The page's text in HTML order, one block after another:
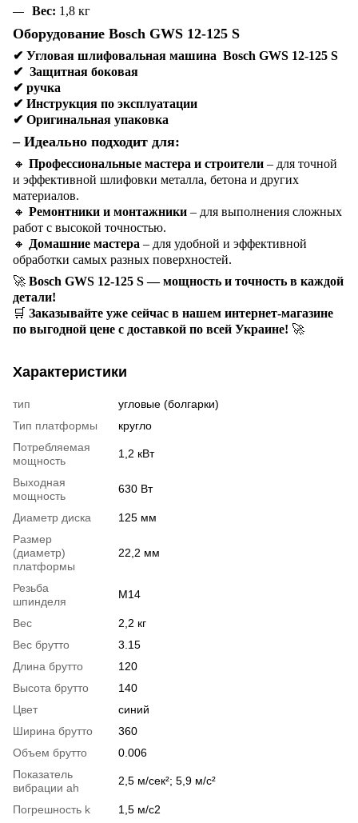
Вес: 1,8 кг
Оборудование Bosch GWS 12-125 S
✔ Угловая шлифовальная машина Bosch GWS 12-125 S
✔ Защитная боковая
✔ ручка
✔ Инструкция по эксплуатации
✔ Оригинальная упаковка
– Идеально подходит для:
🔸 Профессиональные мастера и строители – для точной
и эффективной шлифовки металла, бетона и других
материалов.
🔸 Ремонтники и монтажники – для выполнения сложных
работ с высокой точностью.
🔸 Домашние мастера – для удобной и эффективной
обработки самых разных поверхностей.
🚀 Bosch GWS 12-125 S — мощность и точность в каждой
детали!
🛒 Заказывайте уже сейчас в нашем интернет-магазине
по выгодной цене с доставкой по всей Украине! 🚀
Характеристики
тип
угловые (болгарки)
Тип платформы
кругло
Потребляемая
мощность
1,2 кВт
Выходная
мощность
630 Вт
Диаметр диска
125 мм
Размер
(диаметр)
платформы
22,2 мм
Резьба
шпинделя
M14
Вес
2,2 кг
Вес брутто
3.15
Длина брутто
120
Высота брутто
140
Цвет
синий
Ширина брутто
360
Объем брутто
0.006
Показатель
вибрации ah
2,5 м/сек²; 5,9 м/с²
Погрешность k
1,5 м/с2